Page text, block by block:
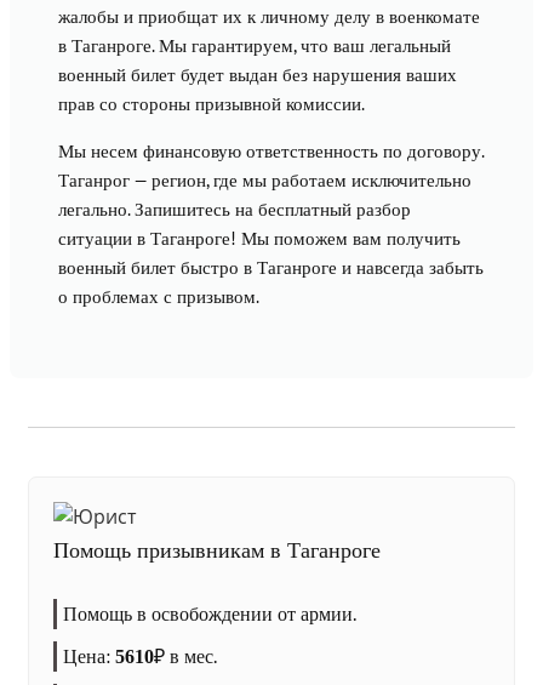
жалобы и приобщат их к личному делу в военкомате
в Таганроге. Мы гарантируем, что ваш легальный
военный билет будет выдан без нарушения ваших
прав со стороны призывной комиссии.
Мы несем финансовую ответственность по договору.
Таганрог — регион, где мы работаем исключительно
легально. Запишитесь на бесплатный разбор
ситуации в Таганроге! Мы поможем вам получить
военный билет быстро в Таганроге и навсегда забыть
о проблемах с призывом.
Помощь призывникам в Таганроге
Помощь в освобождении от армии.
Цена: 5610₽ в мес.